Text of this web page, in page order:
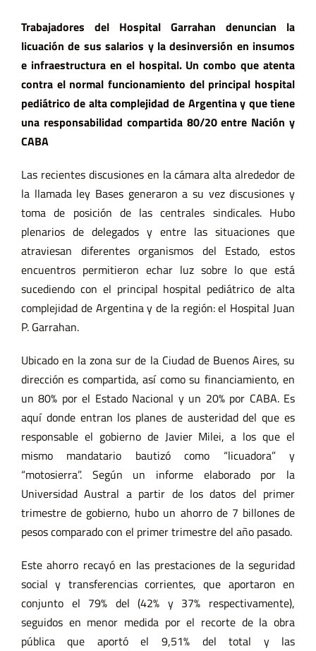
Trabajadores del Hospital Garrahan denuncian la
licuación de sus salarios y la desinversión en insumos
e infraestructura en el hospital. Un combo que atenta
contra el normal funcionamiento del principal hospital
pediátrico de alta complejidad de Argentina y que tiene
una responsabilidad compartida 80/20 entre Nación y
CABA
Las recientes discusiones en la cámara alta alrededor de
la llamada ley Bases generaron a su vez discusiones y
toma de posición de las centrales sindicales. Hubo
plenarios de delegados y entre las situaciones que
atraviesan diferentes organismos del Estado, estos
encuentros permitieron echar luz sobre lo que está
sucediendo con el principal hospital pediátrico de alta
complejidad de Argentina y de la región: el Hospital Juan
P. Garrahan.
Ubicado en la zona sur de la Ciudad de Buenos Aires, su
dirección es compartida, así como su financiamiento, en
un 80% por el Estado Nacional y un 20% por CABA. Es
aquí donde entran los planes de austeridad del que es
responsable el gobierno de Javier Milei, a los que el
mismo mandatario bautizó como “licuadora” y
“motosierra”. Según un informe elaborado por la
Universidad Austral a partir de los datos del primer
trimestre de gobierno, hubo un ahorro de 7 billones de
pesos comparado con el primer trimestre del año pasado.
Este ahorro recayó en las prestaciones de la seguridad
social y transferencias corrientes, que aportaron en
conjunto el 79% del (42% y 37% respectivamente),
seguidos en menor medida por el recorte de la obra
pública que aportó el 9,51% del total y las